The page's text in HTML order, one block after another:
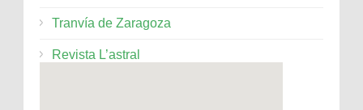
Tranvía de Zaragoza
Revista L’astral